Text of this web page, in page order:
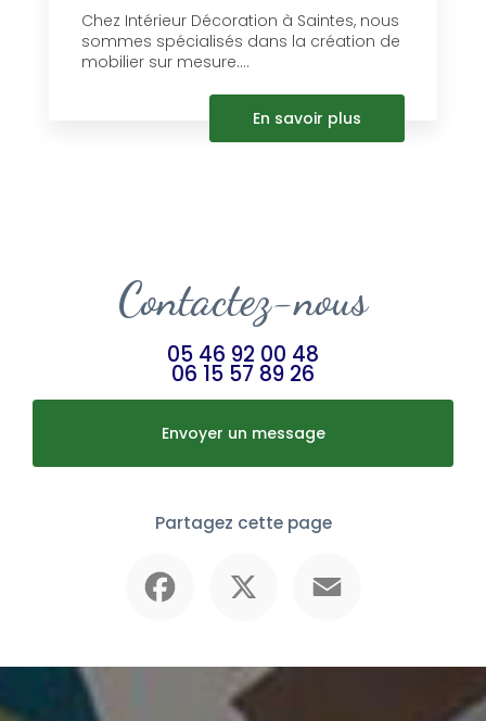
Chez Intérieur Décoration à Saintes, nous
sommes spécialisés dans la création de
mobilier sur mesure....
En savoir plus
Contactez-nous
05 46 92 00 48
06 15 57 89 26
Envoyer un message
Partagez cette page